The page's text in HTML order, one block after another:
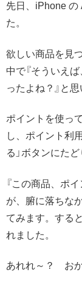
先日、iPhone の
た。
欲しい商品を見
中で『そういえ
ったよね？』と
ポイントを使っ
し、ポイント利
る」ボタンにた
『この商品、ポ
が、腑に落ちな
てみます。する
れました。
あれれ～？ お